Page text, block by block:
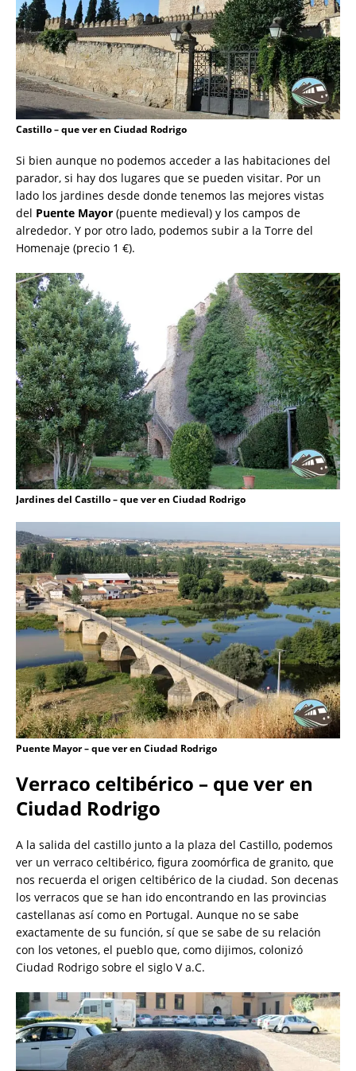
Castillo – que ver en Ciudad Rodrigo
Si bien aunque no podemos acceder a las habitaciones del
parador, si hay dos lugares que se pueden visitar. Por un
lado los jardines desde donde tenemos las mejores vistas
del Puente Mayor (puente medieval) y los campos de
alrededor. Y por otro lado, podemos subir a la Torre del
Homenaje (precio 1 €).
Jardines del Castillo – que ver en Ciudad Rodrigo
Puente Mayor – que ver en Ciudad Rodrigo
Verraco celtibérico – que ver en
Ciudad Rodrigo
A la salida del castillo junto a la plaza del Castillo, podemos
ver un verraco celtibérico, figura zoomórfica de granito, que
nos recuerda el origen celtibérico de la ciudad. Son decenas
los verracos que se han ido encontrando en las provincias
castellanas así como en Portugal. Aunque no se sabe
exactamente de su función, sí que se sabe de su relación
con los vetones, el pueblo que, como dijimos, colonizó
Ciudad Rodrigo sobre el siglo V a.C.